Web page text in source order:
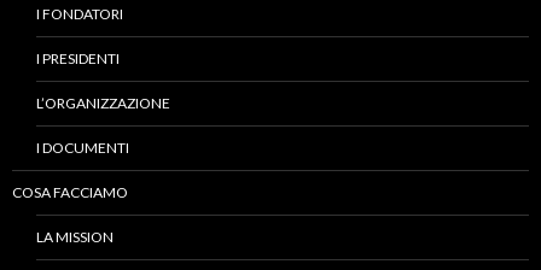
I FONDATORI
I PRESIDENTI
L’ORGANIZZAZIONE
I DOCUMENTI
COSA FACCIAMO
LA MISSION